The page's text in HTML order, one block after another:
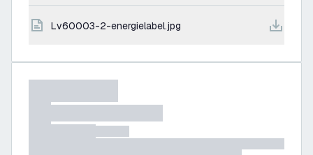
lv60003-2-energielabel.jpg